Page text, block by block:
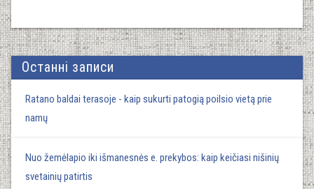
Останні записи
Ratano baldai terasoje - kaip sukurti patogią poilsio vietą prie
namų
Nuo žemėlapio iki išmanesnės e. prekybos: kaip keičiasi nišinių
svetainių patirtis